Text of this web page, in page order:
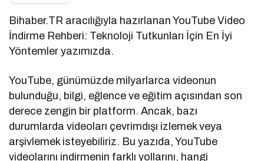
Bihaber.TR aracılığıyla hazırlanan YouTube Video
İndirme Rehberi: Teknoloji Tutkunları İçin En İyi
Yöntemler yazımızda.
YouTube, günümüzde milyarlarca videonun
bulunduğu, bilgi, eğlence ve eğitim açısından son
derece zengin bir platform. Ancak, bazı
durumlarda videoları çevrimdışı izlemek veya
arşivlemek isteyebiliriz. Bu yazıda, YouTube
videolarını indirmenin farklı yollarını, hangi